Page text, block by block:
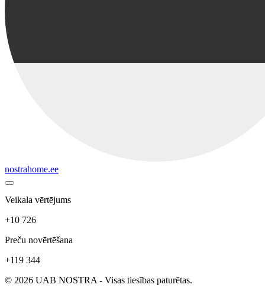
nostrahome.ee
Veikala vērtējums
+10 726
Preču novērtēšana
+119 344
© 2026 UAB NOSTRA - Visas tiesības paturētas.